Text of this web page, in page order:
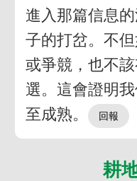
進入那篇信息
子的打岔。不
或爭競，也不
選。這會證明
至成熟。
耕